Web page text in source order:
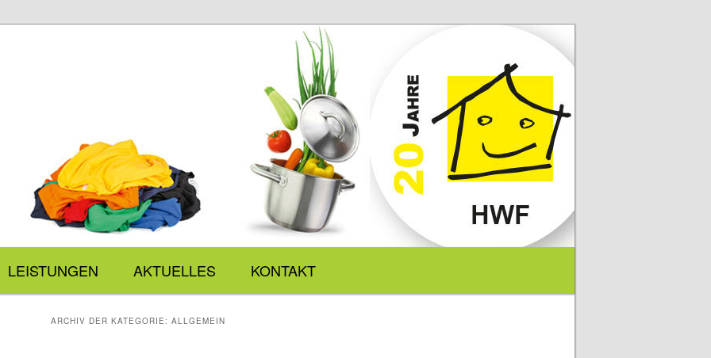
LEISTUNGEN AKTUELLES KONTAKT
ARCHIV DER KATEGORIE: ALLGEMEIN